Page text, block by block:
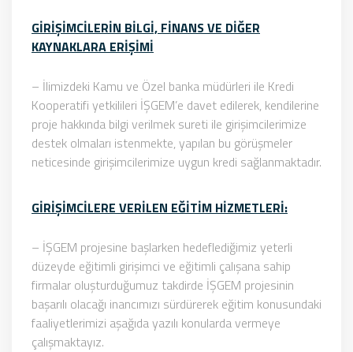
GİRİŞİMCİLERİN BİLGİ, FİNANS VE DİĞER
KAYNAKLARA ERİŞİMİ
– İlimizdeki Kamu ve Özel banka müdürleri ile Kredi
Kooperatifi yetkilileri İŞGEM’e davet edilerek, kendilerine
proje hakkında bilgi verilmek sureti ile girişimcilerimize
destek olmaları istenmekte, yapılan bu görüşmeler
neticesinde girişimcilerimize uygun kredi sağlanmaktadır.
GİRİŞİMCİLERE VERİLEN EĞİTİM HİZMETLERİ:
– İŞGEM projesine başlarken hedeflediğimiz yeterli
düzeyde eğitimli girişimci ve eğitimli çalışana sahip
firmalar oluşturduğumuz takdirde İŞGEM projesinin
başarılı olacağı inancımızı sürdürerek eğitim konusundaki
faaliyetlerimizi aşağıda yazılı konularda vermeye
çalışmaktayız.